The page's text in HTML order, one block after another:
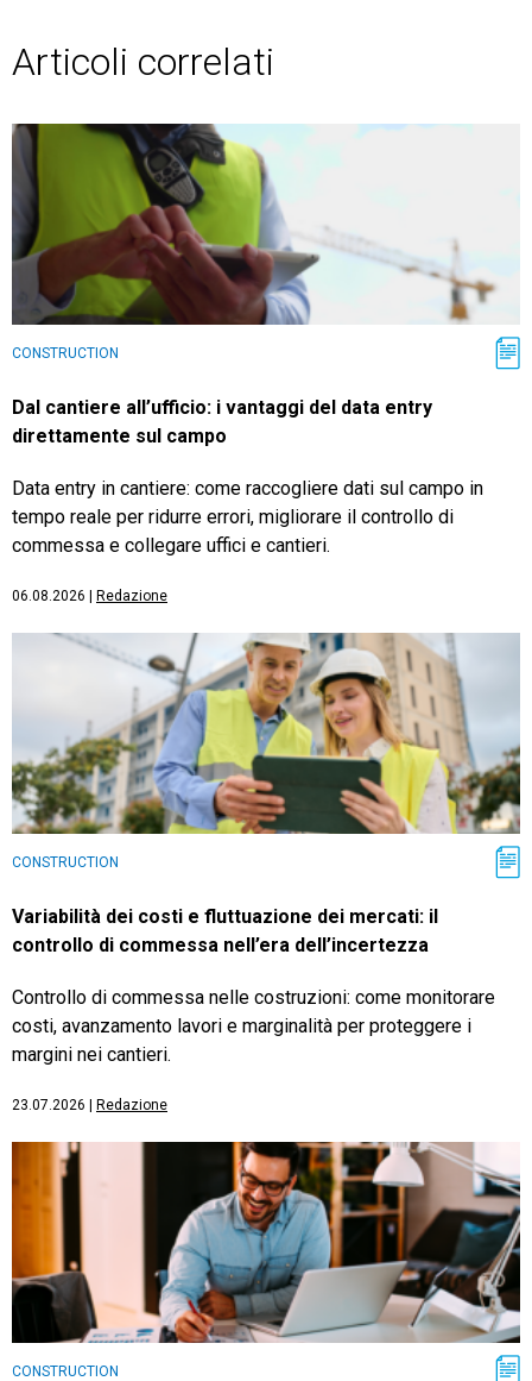
Articoli correlati
CONSTRUCTION
Dal cantiere all’ufficio: i vantaggi del data entry
direttamente sul campo
Data entry in cantiere: come raccogliere dati sul campo in
tempo reale per ridurre errori, migliorare il controllo di
commessa e collegare uffici e cantieri.
06.08.2026 Redazione
CONSTRUCTION
Variabilità dei costi e fluttuazione dei mercati: il
controllo di commessa nell’era dell’incertezza
Controllo di commessa nelle costruzioni: come monitorare
costi, avanzamento lavori e marginalità per proteggere i
margini nei cantieri.
23.07.2026 Redazione
CONSTRUCTION